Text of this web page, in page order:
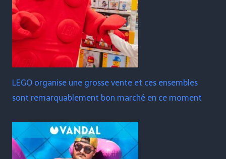
LEGO organise une grosse vente et ces ensembles
sont remarquablement bon marché en ce moment